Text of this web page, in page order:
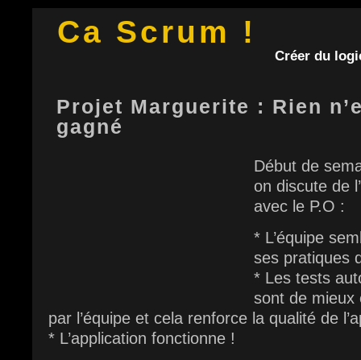
Ca Scrum !
Créer du
Projet Marguerite : Rien
gagné
Début de
on discute de
avec le P.O :
* L’équipe
ses pratiques
* Les tests
sont de mieux
par l’équipe et cela renforce la qualité de
* L’application fonctionne !